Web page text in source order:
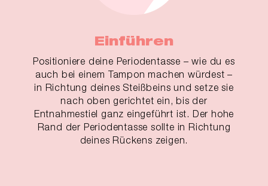
Einführen
Positioniere deine Periodentasse – wie du es
auch bei einem Tampon machen würdest –
in Richtung deines Steißbeins und setze sie
nach oben gerichtet ein, bis der
Entnahmestiel ganz eingeführt ist. Der hohe
Rand der Periodentasse sollte in Richtung
deines Rückens zeigen.